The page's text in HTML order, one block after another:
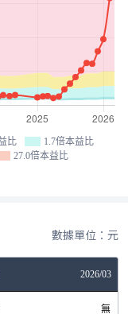
比
1.7倍本益比
27.0倍本益比
數據單位：元
2026/03
無